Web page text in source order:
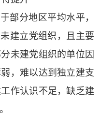
部分地区平均水平，
建立党组织，且主要
未建党组织的单位因
，难以达到独立建支
作认识不足，缺乏建